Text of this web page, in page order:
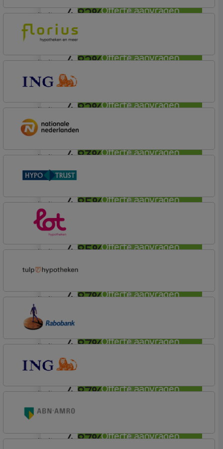
Offerte aanvragen
4,82%
Offerte aanvragen
annuiteit
4,82%
Offerte aanvragen
Lot Hypotheken
annuiteit
4,82%
Offerte aanvragen
Profijt twaalf
annuiteit
4,83%
Offerte aanvragen
Basistarief
annuiteit
4,85%
Offerte aanvragen
Nationale Nederlanden
annuiteit
4,85%
Offerte aanvragen
Conneqt vh HypoTrust
Elan Plus
annuiteit
4,87%
Offerte aanvragen
annuiteit
4,87%
Offerte aanvragen
Tulp Hypotheken
Tulp Compleet Hypotheken
annuiteit
4,87%
Offerte aanvragen
Basisvoorwaarden (incl korting)
annuiteit
4,87%
Basistarief
annuiteit